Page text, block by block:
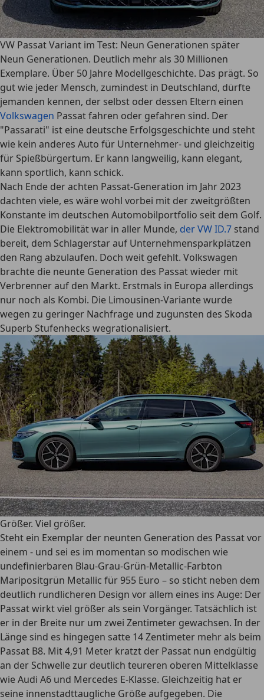
VW Passat Variant im Test: Neun Generationen später
Neun Generationen. Deutlich mehr als 30 Millionen
Exemplare. Über 50 Jahre Modellgeschichte. Das prägt. So
gut wie jeder Mensch, zumindest in Deutschland, dürfte
jemanden kennen, der selbst oder dessen Eltern einen
Volkswagen Passat fahren oder gefahren sind. Der
"Passarati" ist eine deutsche Erfolgsgeschichte und steht
wie kein anderes Auto für Unternehmer- und gleichzeitig
für Spießbürgertum. Er kann langweilig, kann elegant,
kann sportlich, kann schick.
Nach Ende der achten Passat-Generation im Jahr 2023
dachten viele, es wäre wohl vorbei mit der zweitgrößten
Konstante im deutschen Automobilportfolio seit dem Golf.
Die Elektromobilität war in aller Munde, der VW ID.7 stand
bereit, dem Schlagerstar auf Unternehmensparkplätzen
den Rang abzulaufen. Doch weit gefehlt. Volkswagen
brachte die neunte Generation des Passat wieder mit
Verbrenner auf den Markt. Erstmals in Europa allerdings
nur noch als Kombi. Die Limousinen-Variante wurde
wegen zu geringer Nachfrage und zugunsten des Skoda
Superb Stufenhecks wegrationalisiert.
Größer. Viel größer.
Steht ein Exemplar der neunten Generation des Passat vor
einem - und sei es im momentan so modischen wie
undefinierbaren Blau-Grau-Grün-Metallic-Farbton
Maripositgrün Metallic für 955 Euro – so sticht neben dem
deutlich rundlicheren Design vor allem eines ins Auge: Der
Passat wirkt viel größer als sein Vorgänger. Tatsächlich ist
er in der Breite nur um zwei Zentimeter gewachsen. In der
Länge sind es hingegen satte 14 Zentimeter mehr als beim
Passat B8. Mit 4,91 Meter kratzt der Passat nun endgültig
an der Schwelle zur deutlich teureren oberen Mittelklasse
wie Audi A6 und Mercedes E-Klasse. Gleichzeitig hat er
seine innenstadttaugliche Größe aufgegeben. Die